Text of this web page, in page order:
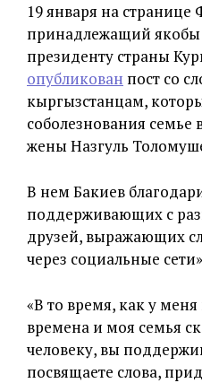
19 января на странице
принадлежащий якобы
президенту страны
опубликован пост со
кыргызстанцам,
соболезнования семье
жены Назгуль
В нем Бакиев
поддерживающих с
друзей, выражающих
через социальные
«В то время, как у
времена и моя семья
человеку, вы
посвящаете слова,